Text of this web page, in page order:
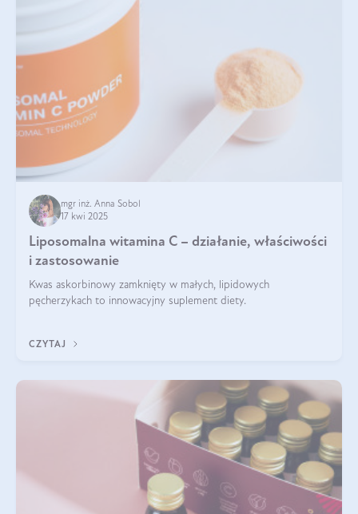
mgr inż. Anna Sobol
17 kwi 2025
Liposomalna witamina C – działanie, właściwości
i zastosowanie
Kwas askorbinowy zamknięty w małych, lipidowych
pęcherzykach to innowacyjny suplement diety.
CZYTAJ